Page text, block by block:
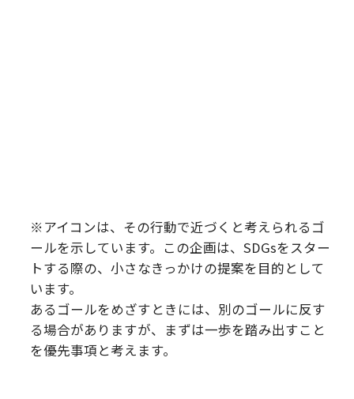
※アイコンは、その行動で近づくと考えられるゴ
ールを示しています。この企画は、SDGsをスター
トする際の、小さなきっかけの提案を目的として
います。
あるゴールをめざすときには、別のゴールに反す
る場合がありますが、まずは一歩を踏み出すこと
を優先事項と考えます。